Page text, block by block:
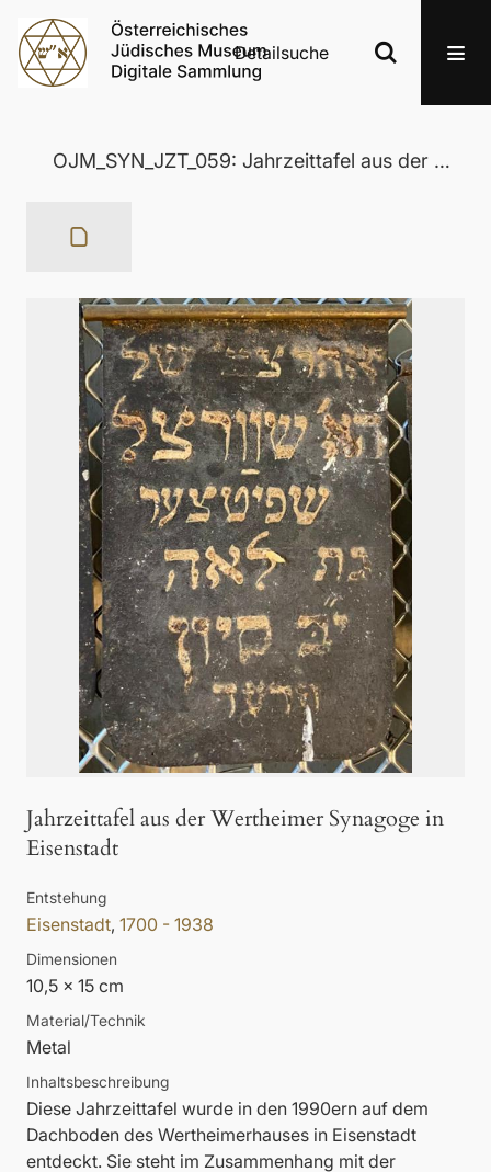
Detailsuche
OJM_SYN_JZT_059: Jahrzeittafel aus der Wertheimer Synagoge in Eisenstadt
Jahrzeittafel aus der Wertheimer Synagoge in
Eisenstadt
Entstehung
Eisenstadt, 1700 - 1938
Dimensionen
10,5 x 15 cm
Material/Technik
Metal
Inhaltsbeschreibung
Diese Jahrzeittafel wurde in den 1990ern auf dem
Dachboden des Wertheimerhauses in Eisenstadt
entdeckt. Sie steht im Zusammenhang mit der